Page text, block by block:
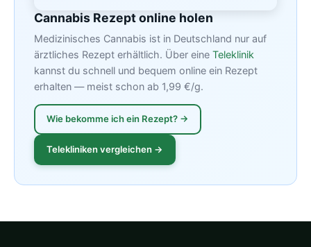
Cannabis Rezept online holen
Medizinisches Cannabis ist in Deutschland nur auf
ärztliches Rezept erhältlich. Über eine Teleklinik
kannst du schnell und bequem online ein Rezept
erhalten — meist schon ab 1,99 €/g.
Wie bekomme ich ein Rezept? →
Telekliniken vergleichen →